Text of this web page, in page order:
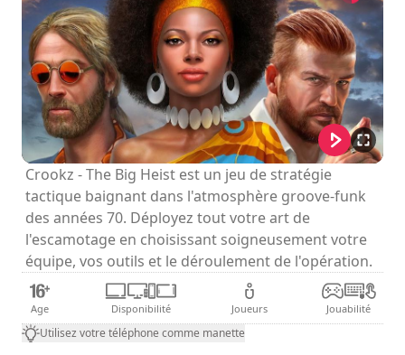
Crookz - The Big Heist est un jeu de stratégie
tactique baignant dans l'atmosphère groove-funk
des années 70. Déployez tout votre art de
l'escamotage en choisissant soigneusement votre
équipe, vos outils et le déroulement de l'opération.
Age Disponibilité Joueurs Jouabilité
Utilisez votre téléphone comme manette